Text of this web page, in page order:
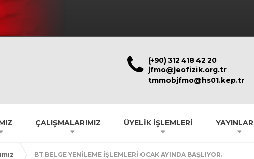
(+90) 312 418 42 20
jfmo@jeofizik.org.tr
tmmobjfmo@hs01.kep.tr
ÇALIŞMALARIMIZ ÜYELİK İŞLEMLERİ YAYINLAR
BT BELGE YENİLEME İŞLEMLERİ OCAK AYINDA BAŞLIYOR.